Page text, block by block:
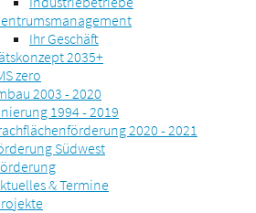
Ihr Geschäft
2035+
zero
2003 - 2020
1994 - 2019
2020 - 2021
Südwest
& Termine